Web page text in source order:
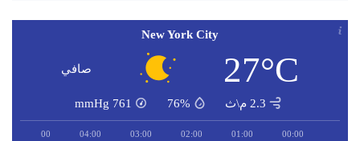
New York City
27°C صافي
2.3 م\ث 76%
761
mmHg
00:00
01:00
02:00
03:00
04:00
05:00